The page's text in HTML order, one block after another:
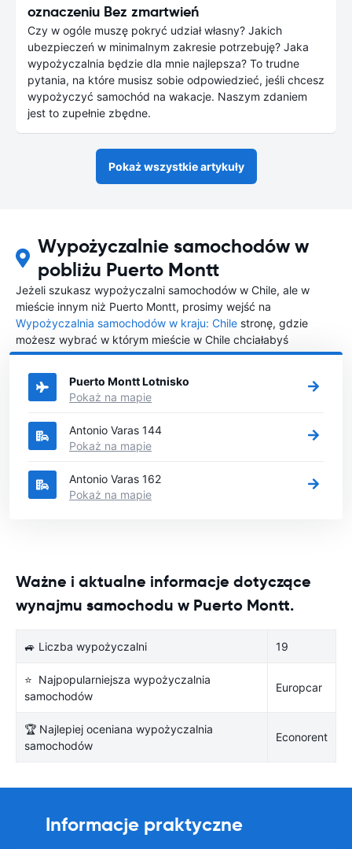
oznaczeniu Bez zmartwień
Czy w ogóle muszę pokryć udział własny? Jakich
ubezpieczeń w minimalnym zakresie potrzebuję? Jaka
wypożyczalnia będzie dla mnie najlepsza? To trudne
pytania, na które musisz sobie odpowiedzieć, jeśli chcesz
wypożyczyć samochód na wakacje. Naszym zdaniem
jest to zupełnie zbędne.
Pokaż wszystkie artykuły
Wypożyczalnie samochodów w
pobliżu Puerto Montt
Jeżeli szukasz wypożyczalni samochodów w Chile, ale w
mieście innym niż Puerto Montt, prosimy wejść na
Wypożyczalnia samochodów w kraju: Chile stronę, gdzie
możesz wybrać w którym mieście w Chile chciałabyś
wypożyczyć samochód.
Puerto Montt Lotnisko
Pokaż na mapie
Antonio Varas 144
Pokaż na mapie
Antonio Varas 162
Pokaż na mapie
Ważne i aktualne informacje dotyczące
wynajmu samochodu w Puerto Montt.
🚙 Liczba wypożyczalni 19
⭐ Najpopularniejsza wypożyczalnia
samochodów
Europcar
🏆 Najlepiej oceniana wypożyczalnia
samochodów
Econorent
Informacje praktyczne